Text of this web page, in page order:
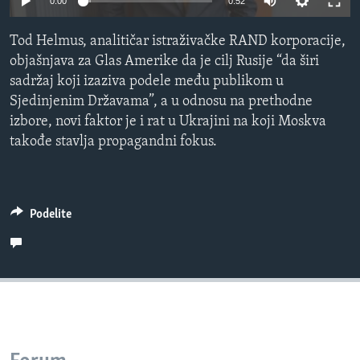
SPORT
INTERVJU
Tod Helmus, analitičar istraživačke RAND korporacije,
objašnjava za Glas Amerike da je cilj Rusije “da širi
sadržaj koji izaziva podele među publikom u
Sjedinjenim Državama”, a u odnosu na prethodne
izbore, novi faktor je i rat u Ukrajini na koji Moskva
takođe stavlja propagandni fokus.
Podelite